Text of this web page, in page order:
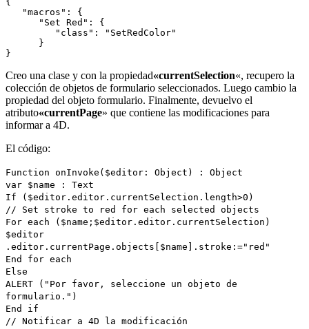
   "macros": {
      "Set Red": {
         "class": "SetRedColor"
      }
Creo una clase y con la propiedad«currentSelection«, recupero la
colección de objetos de formulario seleccionados. Luego cambio la
propiedad del objeto formulario. Finalmente, devuelvo el
atributo«currentPage» que contiene las modificaciones para
informar a 4D.
El código:
Function onInvoke ( $editor : Object ) : Object
var $name : Text
If ( $editor . editor . currentSelection . length>0)
// Set stroke to red for each selected objects
For each ( $name ; $editor . editor . currentSelection )
$editor
. editor . currentPage . objects [ $name ]. stroke :="red"
End for each
Else
ALERT ("Por favor, seleccione un objeto de
formulario.")
End if
// Notificar a 4D la modificación